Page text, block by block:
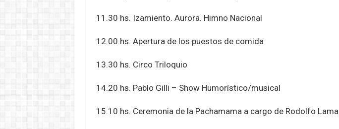
11.30 hs. Izamiento. Aurora. Himno Nacional
12.00 hs. Apertura de los puestos de comida
13.30 hs. Circo Triloquio
14.20 hs. Pablo Gilli – Show Humorístico/musical
15.10 hs. Ceremonia de la Pachamama a cargo de Rodolfo Lama